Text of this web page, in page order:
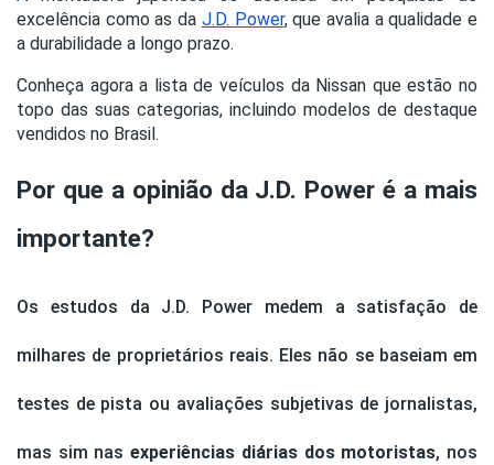
excelência como as da J.D. Power, que avalia a qualidade e
a durabilidade a longo prazo.
Conheça agora a lista de veículos da Nissan que estão no
topo das suas categorias, incluindo modelos de destaque
vendidos no Brasil.
Por que a opinião da J.D. Power é a mais
importante?
Os estudos da J.D. Power medem a satisfação de
milhares de proprietários reais. Eles não se baseiam em
testes de pista ou avaliações subjetivas de jornalistas,
mas sim nasexperiências diárias dos motoristas, nos